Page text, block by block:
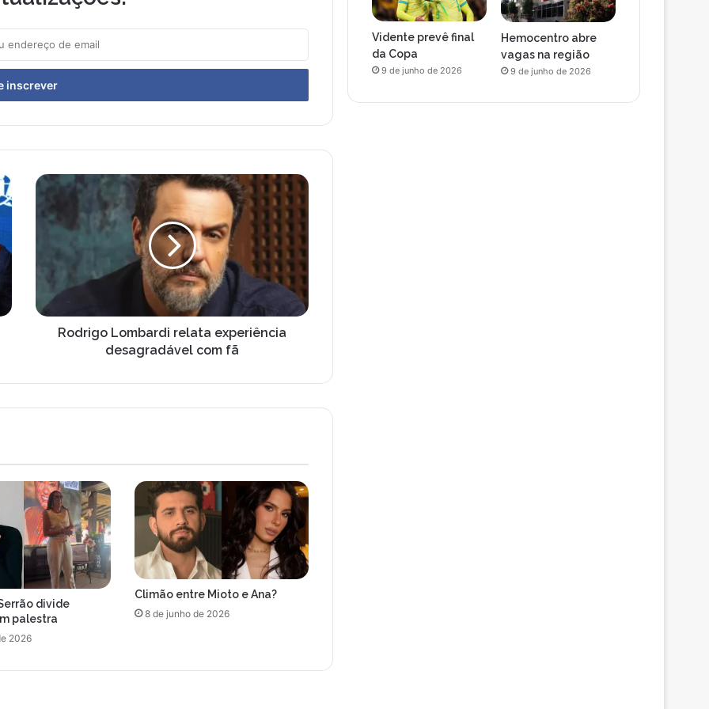
R
o
o
r
l
a
t
a
e
x
p
e
i
Rodrigo Lombardi relata experiência
desagradável com fã
divide
palestra
2026
Climão entre Mioto e Ana?
8 de junho de 2026
Vidente prevê final
da Copa
9 de junho de 2026
Hemocentro abre
vagas na região
9 de junho de 2026